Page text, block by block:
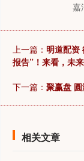
嘉
上一篇： 明道配资
报告”！来看，未
下一篇： 聚赢盘
相关文章